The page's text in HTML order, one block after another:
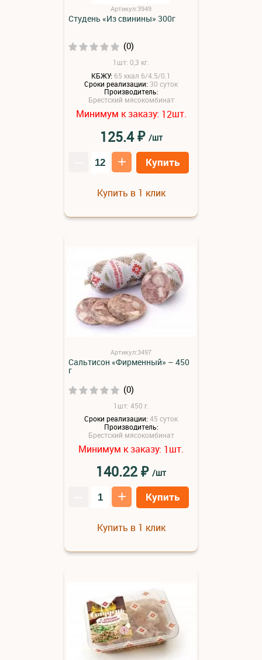
Артикул:3949
Студень «Из свинины» 300г
(0)
1шт: 0,3 кг.
КБЖУ: 65 ккал 6/4.5/0.1
Сроки реализации: 30 суток
Производитель:
Брестский мясокомбинат
Минимум к заказу: 12шт.
125.4₽ /шт
+ Купить
Купить в 1 клик
Артикул:3497
Сальтисон «Фирменный» – 450
г
(0)
1шт: 450 г.
Сроки реализации:45 суток
Производитель:
Брестский мясокомбинат
Минимум к заказу: 1шт.
140.22₽ /шт
+ Купить
Купить в 1 клик